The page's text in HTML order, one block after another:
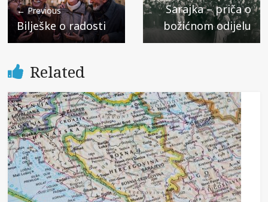
← Previous
Bilješke o radosti
Sarajka – priča o
božićnom odijelu
Related